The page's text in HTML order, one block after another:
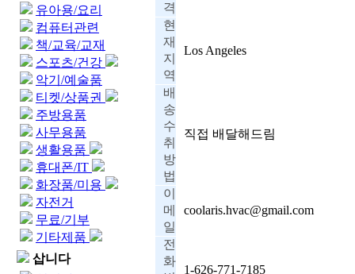
유아용/요리
컴퓨터관련
책/교육/교재
스포츠/건강
악기/예술품
티켓/상품권
주방용품
사무용품
생활용품
휴대폰/IT
화장품/미용
자전거
무료/기부
기타제품
삽니다
격
현
재
지
역
Los Angeles
배
송
수
취
방
법
직접 배달해드림
이
메
일
coolaris.hvac@gmail.com
전
화
1-626-771-7185